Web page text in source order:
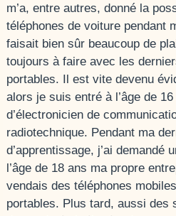
m’a, entre autres, donné la
téléphones de voiture pendant
faisait bien sûr beaucoup de
toujours à faire avec les
portables. Il est vite devenu
alors je suis entré à l’âge de
d’électronicien de
radiotechnique. Pendant ma
d’apprentissage, j’ai demandé
l’âge de 18 ans ma propre
vendais des téléphones
portables. Plus tard, aussi des